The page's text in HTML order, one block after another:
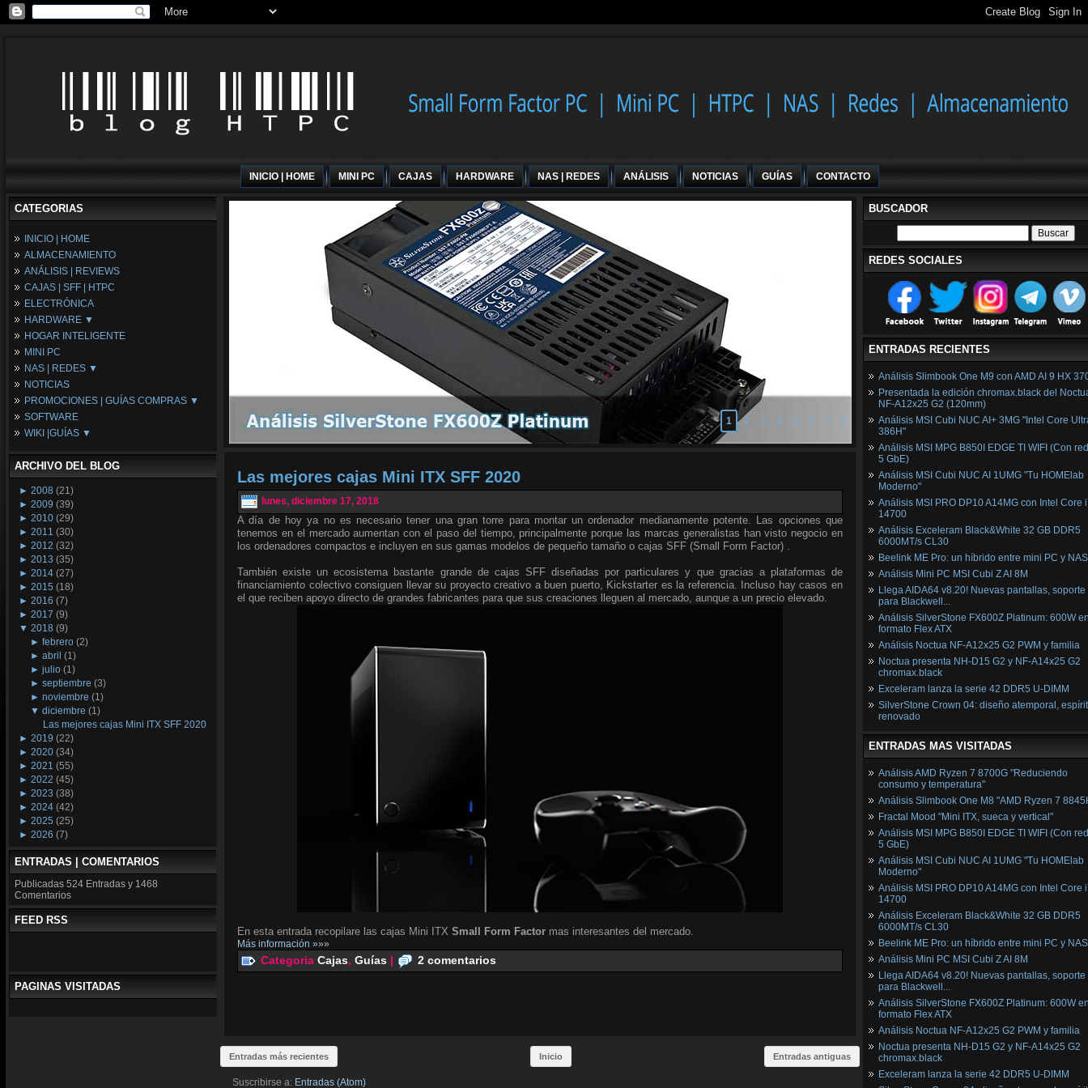
INICIO | HOME MINI PC CAJAS HARDWARE NAS | REDES ANÁLISIS NOTICIAS GUÍAS CONTACTO
CATEGORIAS
INICIO | HOME
ALMACENAMIENTO
ANÁLISIS | REVIEWS
CAJAS | SFF | HTPC
ELECTRÓNICA
HARDWARE ▼
Fuentes de Alimentación
Memória RAM
Placas Base
Procesadores
Periféricos
Refrigeración
Tarjetas Gráficas
HOGAR INTELIGENTE
MINI PC
NAS | REDES ▼
NAS
Espacio Synology
Redes
NOTICIAS
PROMOCIONES | GUÍAS COMPRAS ▼
Configuraciones Ordenadores
Guías de Compras
SOFTWARE
WIKI |GUÍAS ▼
Wikipedia
ARCHIVO DEL BLOG
► 2008 (21)
► 2009 (39)
► 2010 (29)
► 2011 (30)
► 2012 (32)
► 2013 (35)
► 2014 (27)
► 2015 (18)
► 2016 (7)
► 2017 (9)
▼ 2018 (9)
►febrero (2)
►abril (1)
►julio (1)
►septiembre (3)
►noviembre (1)
▼diciembre (1)
Las mejores cajas Mini ITX SFF 2020
► 2019 (22)
► 2020 (34)
► 2021 (55)
► 2022 (45)
► 2023 (38)
► 2024 (42)
► 2025 (25)
► 2026 (7)
ENTRADAS | COMENTARIOS
Publicadas 524 Entradas y 1468
Comentarios
FEED RSS
PAGINAS VISITADAS
1 2 3 4 5 6 7 8
Las mejores cajas Mini ITX SFF 2020
lunes, diciembre 17, 2018
A día de hoy ya no es necesario tener una gran torre para montar un ordenador medianamente potente. Las opciones que
tenemos en el mercado aumentan con el paso del tiempo, principalmente porque las marcas generalistas han visto negocio en
los ordenadores compactos e incluyen en sus gamas modelos de pequeño tamaño o cajas SFF (Small Form Factor) .
También existe un ecosistema bastante grande de cajas SFF diseñadas por particulares y que gracias a plataformas de
financiamiento colectivo consiguen llevar su proyecto creativo a buen puerto, Kickstarter es la referencia. Incluso hay casos en
el que reciben apoyo directo de grandes fabricantes para que sus creaciones lleguen al mercado, aunque a un precio elevado.
En esta entrada recopilare las cajas Mini ITX Small Form Factor mas interesantes del mercado.
Más información »»»
Categoria Cajas, Guías | 2 comentarios
Entradas más recientes Entradas antiguas
Inicio
Suscribirse a: Entradas (Atom)
BUSCADOR
REDES SOCIALES
ENTRADAS RECIENTES
Análisis Slimbook One M9 con AMD AI 9 HX
Presentada la edición chromax.black del
NF‑A12x25 G2 (120mm)
Análisis MSI Cubi NUC AI+ 3MG "Intel Core
386H"
Análisis MSI MPG B850I EDGE TI WIFI (Con
5 GbE)
Análisis MSI Cubi NUC AI 1UMG "Tu HOMElab
Moderno"
Análisis MSI PRO DP10 A14MG con Intel Core
14700
Análisis Exceleram Black&White 32 GB DDR5
6000MT/s CL30
Beelink ME Pro: un híbrido entre mini PC y NAS
Análisis Mini PC MSI Cubi Z AI 8M
Llega AIDA64 v8.20! Nuevas pantallas, soporte
para Blackwell...
Análisis SilverStone FX600Z Platinum: 600W
formato Flex ATX
Análisis Noctua NF-A12x25 G2 PWM y familia
Noctua presenta NH-D15 G2 y NF-A14x25 G2
chromax.black
Exceleram lanza la serie 42 DDR5 U-DIMM
SilverStone Crown 04: diseño atemporal,
renovado
ENTRADAS MAS VISITADAS
Análisis AMD Ryzen 7 8700G "Reduciendo
consumo y temperatura"
Análisis Slimbook One M8 "AMD Ryzen 7
Fractal Mood "Mini ITX, sueca y vertical"
Análisis MSI MPG B850I EDGE TI WIFI (Con
5 GbE)
Análisis MSI Cubi NUC AI 1UMG "Tu HOMElab
Moderno"
Análisis MSI PRO DP10 A14MG con Intel Core
14700
Análisis Exceleram Black&White 32 GB DDR5
6000MT/s CL30
Beelink ME Pro: un híbrido entre mini PC y NAS
Análisis Mini PC MSI Cubi Z AI 8M
Llega AIDA64 v8.20! Nuevas pantallas, soporte
para Blackwell...
Análisis SilverStone FX600Z Platinum: 600W
formato Flex ATX
Análisis Noctua NF-A12x25 G2 PWM y familia
Noctua presenta NH-D15 G2 y NF-A14x25 G2
chromax.black
Exceleram lanza la serie 42 DDR5 U-DIMM